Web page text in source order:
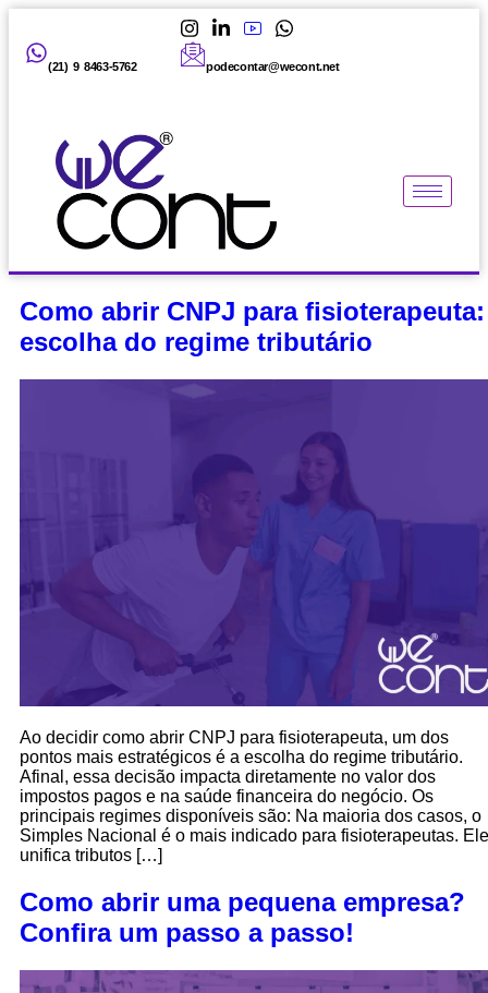
(21) 9 8463-5762 podecontar@wecont.net
Como abrir CNPJ para fisioterapeuta:
escolha do regime tributário
Ao decidir como abrir CNPJ para fisioterapeuta, um dos
pontos mais estratégicos é a escolha do regime tributário.
Afinal, essa decisão impacta diretamente no valor dos
impostos pagos e na saúde financeira do negócio. Os
principais regimes disponíveis são: Na maioria dos casos, o
Simples Nacional é o mais indicado para fisioterapeutas. Ele
unifica tributos […]
Como abrir uma pequena empresa?
Confira um passo a passo!